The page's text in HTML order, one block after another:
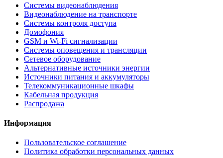
Системы видеонаблюдения
Видеонаблюдение на транспорте
Системы контроля доступа
Домофония
GSM и Wi-Fi сигнализации
Системы оповещения и трансляции
Сетевое оборудование
Альтернативные источники энергии
Источники питания и аккумуляторы
Телекоммуникационные шкафы
Кабельная продукция
Распродажа
Информация
Пользовательское соглашение
Политика обработки персональных данных